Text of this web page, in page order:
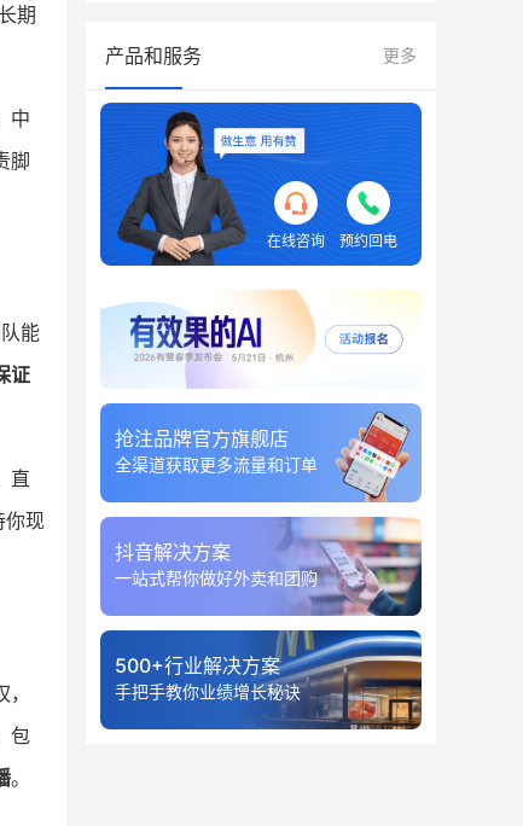
期
中
脚
能
证
直
你现
包
。
产品和服务 更多
在线咨询 预约回电
抢注品牌官方旗舰店
全渠道获取更多流量和订单
抖音解决方案
一站式帮你做好外卖和团购
500+行业解决方案
手把手教你业绩增长秘诀